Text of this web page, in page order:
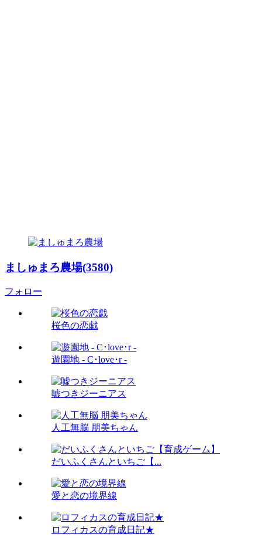
ましゅまろ農場(3580)
フォロー
桜色の恋戯
遊園地 - C･love･r -
嘘つきジーニアス
人工無脳 朋美ちゃん
だいふくさんといちご【...
愛と恋の境界線
ロフィカスの育成日記★